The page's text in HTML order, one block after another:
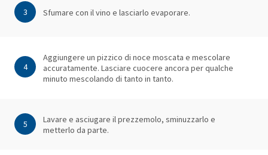
3 Sfumare con il vino e lasciarlo evaporare.
4
Aggiungere un pizzico di noce moscata e mescolare
accuratamente. Lasciare cuocere ancora per qualche
minuto mescolando di tanto in tanto.
5
Lavare e asciugare il prezzemolo, sminuzzarlo e
metterlo da parte.